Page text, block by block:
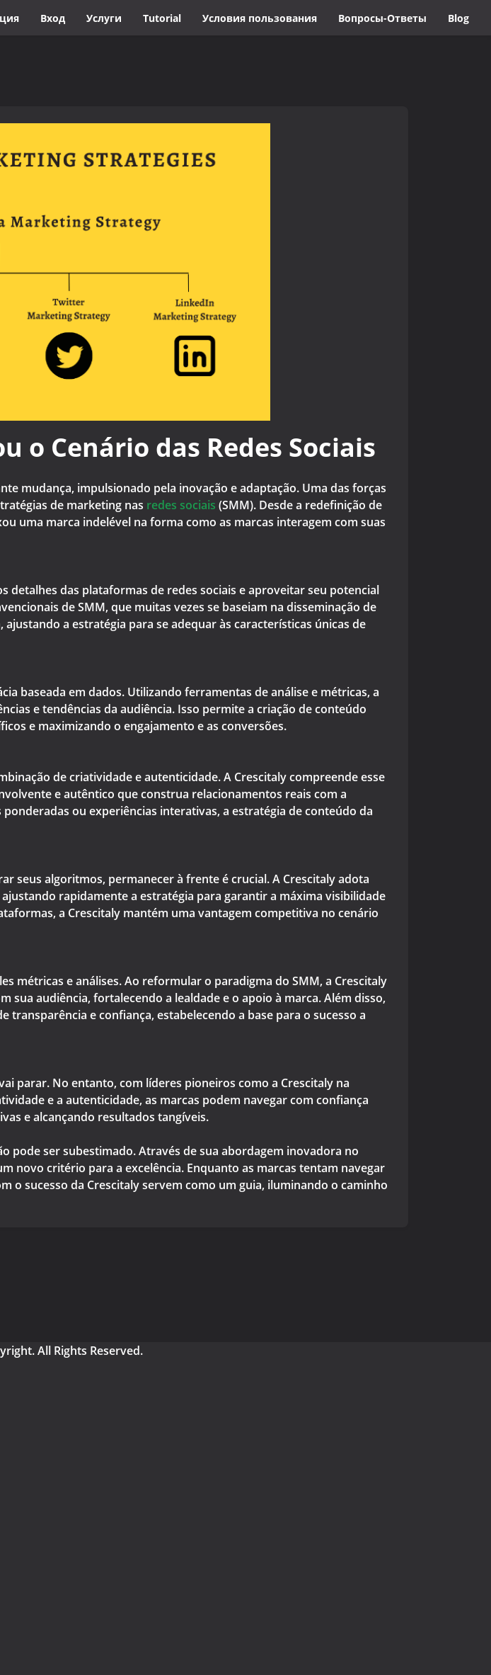
Вход Услуги Tutorial Условия пользования Вопросы-Ответы Blog
o Cenário das Redes Sociais
mudança, impulsionado pela inovação e adaptação. Uma das forças
de marketing nas redes sociais (SMM). Desde a redefinição de
uma marca indelével na forma como as marcas interagem com suas
detalhes das plataformas de redes sociais e aproveitar seu potencial
de SMM, que muitas vezes se baseiam na disseminação de
a estratégia para se adequar às características únicas de
baseada em dados. Utilizando ferramentas de análise e métricas, a
e tendências da audiência. Isso permite a criação de conteúdo
e maximizando o engajamento e as conversões.
de criatividade e autenticidade. A Crescitaly compreende esse
e autêntico que construa relacionamentos reais com a
ou experiências interativas, a estratégia de conteúdo da
seus algoritmos, permanecer à frente é crucial. A Crescitaly adota
rapidamente a estratégia para garantir a máxima visibilidade
a Crescitaly mantém uma vantagem competitiva no cenário
métricas e análises. Ao reformular o paradigma do SMM, a Crescitaly
audiência, fortalecendo a lealdade e o apoio à marca. Além disso,
e confiança, estabelecendo a base para o sucesso a
parar. No entanto, com líderes pioneiros como a Crescitaly na
e a autenticidade, as marcas podem navegar com confiança
e alcançando resultados tangíveis.
pode ser subestimado. Através de sua abordagem inovadora no
novo critério para a excelência. Enquanto as marcas tentam navegar
o sucesso da Crescitaly servem como um guia, iluminando o caminho
All Rights Reserved.